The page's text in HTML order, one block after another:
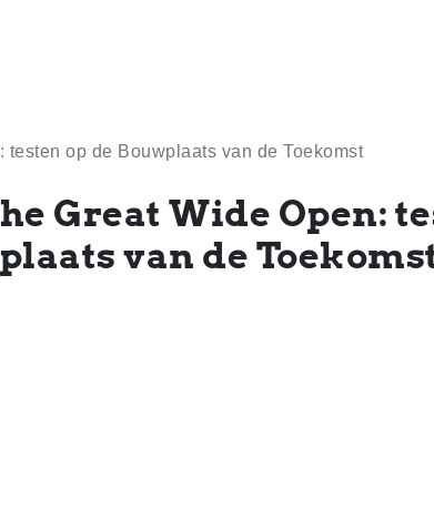
testen op de Bouwplaats van de Toekomst
Great Wide Open:
van de